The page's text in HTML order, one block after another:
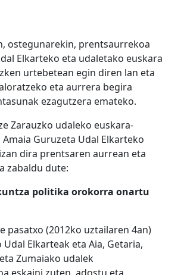
ostegunarekin, prentsaurrekoa
Elkarteko eta udaletako euskara
urtebetean egin diren lan eta
eta aurrera begira
ezagutzera emateko.
Zarauzko udaleko euskara-
Guruzeta Udal Elkarteko
dira prentsaren aurrean eta
zabaldu dute:
politika orokorra onartu
pasatxo (2012ko uztailaren 4an)
Elkarteak eta Aia, Getaria,
Zumaiako udalek